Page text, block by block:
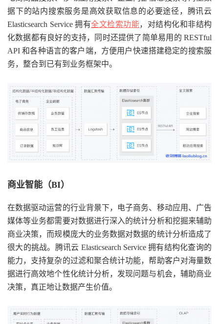
据下的站内搜索服务是高效获取信息的必要途径，腾讯云
Elasticsearch Service 拥有全文检索功能，对结构化和非结构
化数据都有良好的支持，同时还提供了简单易用的 RESTful
API 和各种语言的客户端，方便用户快速搭建稳定的搜索服
务，整合到已有到业务框架中。
商业智能（BI）
在数据驱动运营的行业背景下，电子商务、移动应用、广告
媒体等业务都需要对数据进行深入的统计分析和挖掘来辅助
商业决策，而规模庞大的业务数据对数据的统计分析造成了
很大的挑战。腾讯云 Elasticsearch Service 拥有结构化查询的
能力，支持复杂的过滤和聚合统计功能，帮助客户对海量数
据进行高效地个性化统计分析，发现问题与机会，辅助商业
决策，真正地让数据产生价值。